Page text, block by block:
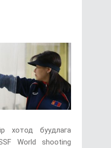
хотод буудлага
World shooting